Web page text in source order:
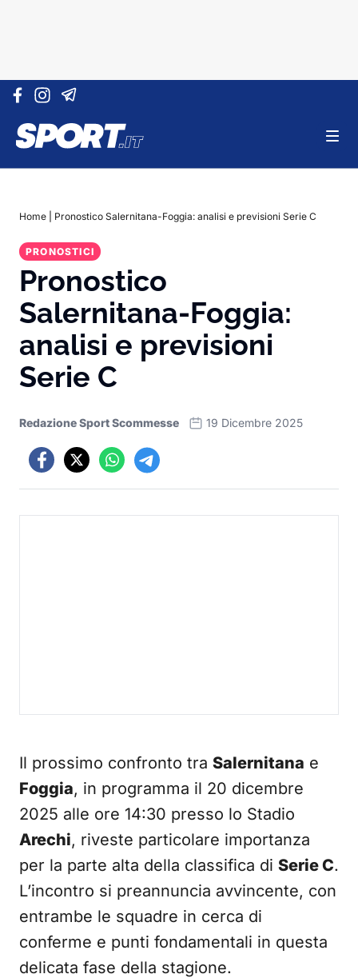
Vai al contenuto
Home Pronostico Salernitana-Foggia: analisi e previsioni Serie C
PRONOSTICI
Pronostico
Salernitana-Foggia:
analisi e previsioni
Serie C
Redazione Sport Scommesse 19 Dicembre 2025
Il prossimo confronto tra Salernitana e
Foggia, in programma il 20 dicembre
2025 alle ore 14:30 presso lo Stadio
Arechi, riveste particolare importanza
per la parte alta della classifica di Serie C.
L’incontro si preannuncia avvincente, con
entrambe le squadre in cerca di
conferme e punti fondamentali in questa
delicata fase della stagione.